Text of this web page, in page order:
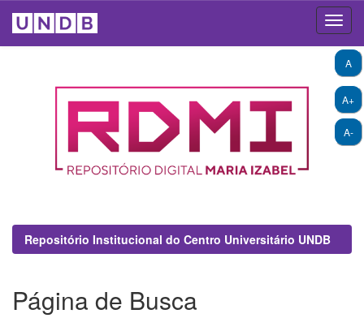
A+
A-
A
Repositório Institucional do Centro Universitário UNDB
Página de Busca